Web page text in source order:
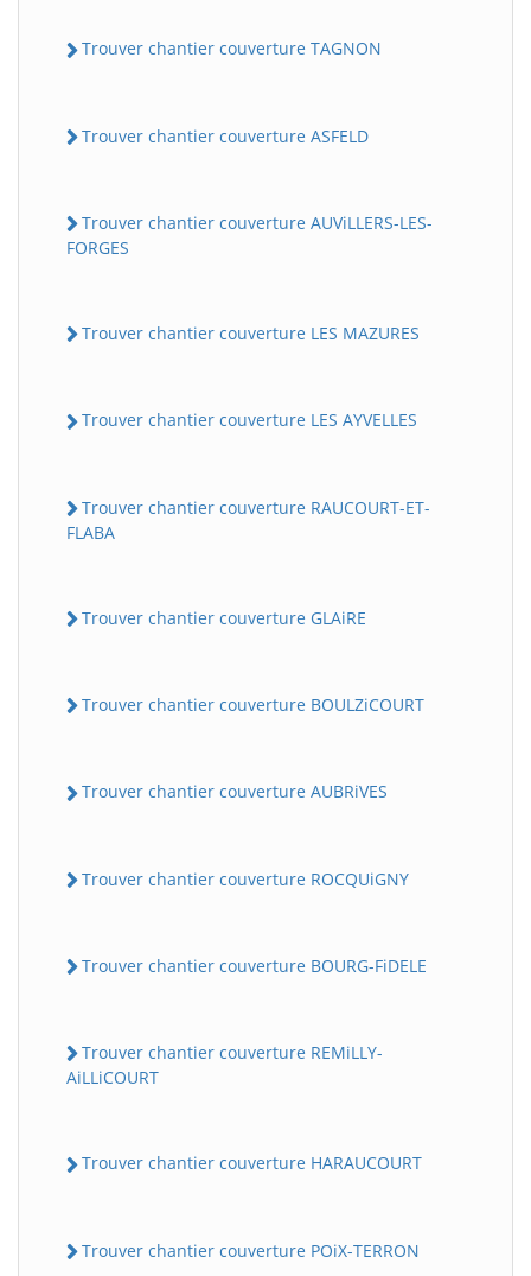
Trouver chantier couverture TAGNON
Trouver chantier couverture ASFELD
Trouver chantier couverture AUViLLERS-LES-
FORGES
Trouver chantier couverture LES MAZURES
Trouver chantier couverture LES AYVELLES
Trouver chantier couverture RAUCOURT-ET-
FLABA
Trouver chantier couverture GLAiRE
Trouver chantier couverture BOULZiCOURT
Trouver chantier couverture AUBRiVES
Trouver chantier couverture ROCQUiGNY
Trouver chantier couverture BOURG-FiDELE
Trouver chantier couverture REMiLLY-
AiLLiCOURT
Trouver chantier couverture HARAUCOURT
Trouver chantier couverture POiX-TERRON